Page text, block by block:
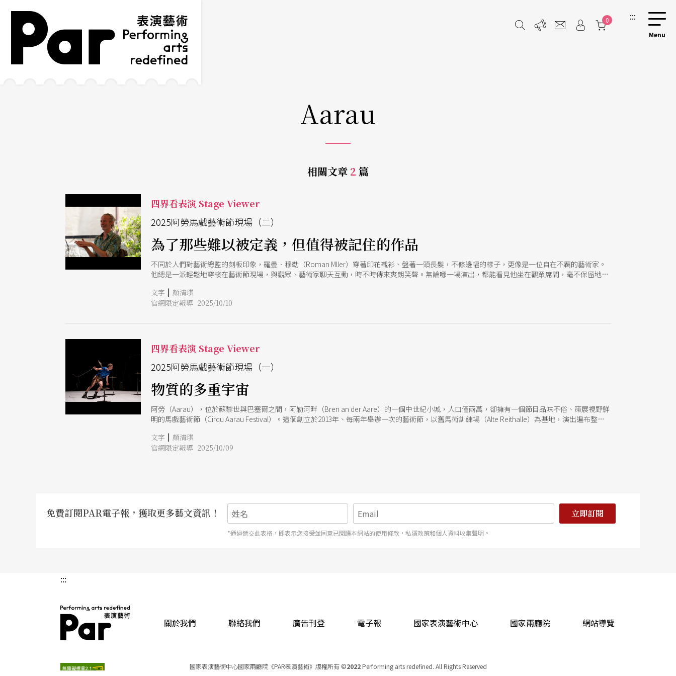
跳到主要內容區塊
網站導覽
0 :::
Aarau
相關文章 2 篇
四界看表演 Stage Viewer
2025阿勞馬戲藝術節現場（二）
為了那些難以被定義，但值得被記住的作品
不同於人們對藝術總監的刻板印象，羅曼．穆勒（Roman Mller）穿著印花襯衫、盤著一頭長髮，不修邊幅的樣子，更像是一位自在不羈的藝術家。
他總是一派輕鬆地穿梭在藝術節現場，與觀眾、藝術家聊天互動，時不時傳來爽朗笑聲。無論哪一場演出，都能看見他坐在觀眾席間，毫不保留地鼓
戲藝術節（Cirqu Aarau Festival）的總監之前，穆勒本身就是一位當代馬戲領域創作者。過去20年，他與他所創立、以扯鈴藝術聞名的團隊 Trespace
在世界各地巡演超過20年；當時，瑞士德語區幾乎沒有當代馬戲的舞台。直到 2012 年，他回到這個家鄉旁的小城演出，才開啟了日後藝術節的機
文字 | 顏清琪
官網限定報導 2025/10/10
四界看表演 Stage Viewer
2025阿勞馬戲藝術節現場（一）
物質的多重宇宙
阿勞（Aarau），位於蘇黎世與巴塞爾之間，阿勒河畔（Bren an der Aare）的一個中世紀小城，人口僅兩萬，卻擁有一個節目品味不俗、策展視野鮮
明的馬戲藝術節（Cirqu Aarau Festival）。這個創立於2013年、每兩年舉辦一次的藝術節，以舊馬術訓練場（Alte Reithalle）為基地，演出遍布整個
眾，創下近30%的觀眾人數成長新紀錄，幾乎所有場次皆告售罄，證明了藝術節過往所締造出的口碑效應。 雖然沒有特定的策展主題，但藝術節大多
數的節目聚焦於物質與感知的探索，從朱利安．佛格爾（Julian Vogel）的陶瓷所象徵的脆弱與失控，到約格．穆勒（Jrg Mller）與布料共舞所展現的
文字 | 顏清琪
官網限定報導 2025/10/09
免費訂閱PAR電子報，獲取更多藝文資訊！ 立即訂閱
*通過遞交此表格，即表示您接受並同意已閱讀本網站的使用條款，私隱政策和個人資料收集聲明。
:::
關於我們 聯絡我們 廣告刊登 電子報 國家表演藝術中心 國家兩廳院 網站導覽
國家表演藝術中心國家兩廳院《PAR表演藝術》版權所有©2022Performing arts redefined. All Rights Reserved